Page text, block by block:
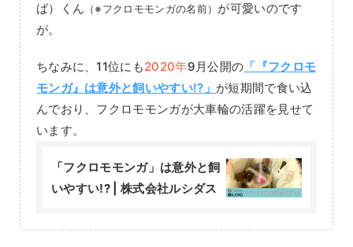
ば）くん （※フクロモモンガの名前） が可愛いのです
が。
ちなみに、11位にも2020年9月公開の 「『フクロモ
モンガ』は意外と飼いやすい!?」 が短期間で食い込
んでおり、フクロモモンガが大車輪の活躍を見せて
います。
「フクロモモンガ」は意外と飼
いやすい!? | 株式会社ルシダス